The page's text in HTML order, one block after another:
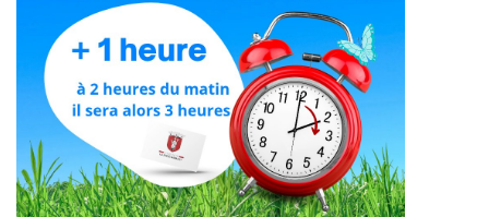
Infos utiles
Enfance Jeunesse et Famille
Vie associative
Tourisme et Culture